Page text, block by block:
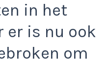
in het
er is nu ook
om